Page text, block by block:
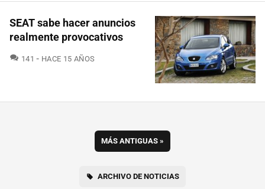
SEAT sabe hacer anuncios
realmente provocativos
141 COMENTARIOS
HACE 15 AÑOS
MÁS ANTIGUAS »
ARCHIVO DE NOTICIAS